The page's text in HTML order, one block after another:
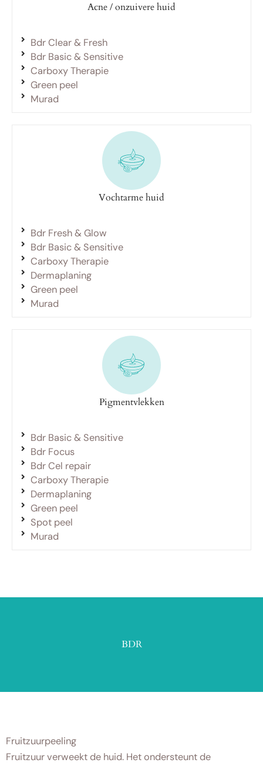
Acne / onzuivere huid
Bdr Clear & Fresh
Bdr Basic & Sensitive
Carboxy Therapie
Green peel
Murad
Vochtarme huid
Bdr Fresh & Glow
Bdr Basic & Sensitive
Carboxy Therapie
Dermaplaning
Green peel
Murad
Pigmentvlekken
Bdr Basic & Sensitive
Bdr Focus
Bdr Cel repair
Carboxy Therapie
Dermaplaning
Green peel
Spot peel
Murad
BDR
Fruitzuurpeeling
Fruitzuur verweekt de huid. Het ondersteunt de